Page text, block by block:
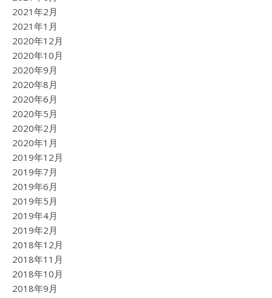
2021年2月
2021年1月
2020年12月
2020年10月
2020年9月
2020年8月
2020年6月
2020年5月
2020年2月
2020年1月
2019年12月
2019年7月
2019年6月
2019年5月
2019年4月
2019年2月
2018年12月
2018年11月
2018年10月
2018年9月